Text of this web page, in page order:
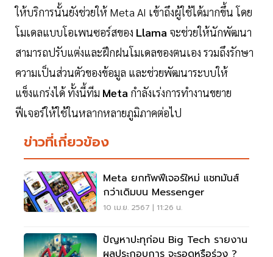
ให้บริการนั้นยังช่วยให้ Meta AI เข้าถึงผู้ใช้ได้มากขึ้น โดย
โมเดลแบบโอเพนซอร์สของ Llama จะช่วยให้นักพัฒนา
สามารถปรับแต่งและฝึกฝนโมเดลของตนเอง รวมถึงรักษา
ความเป็นส่วนตัวของข้อมูล และช่วยพัฒนาระบบให้
แข็งแกร่งได้ ทั้งนี้ทีม Meta กำลังเร่งการทำงานขยาย
ฟีเจอร์ให้ใช้ในหลากหลายภูมิภาคต่อไป
ข่าวที่เกี่ยวข้อง
Meta ยกทัพฟีเจอร์ใหม่ แชทมันส์
กว่าเดิมบน Messenger
10 เม.ย. 2567 | 11:26 น.
ปัญหาปะทุก่อน Big Tech รายงาน
ผลประกอบการ จะรอดหรือร่วง ?